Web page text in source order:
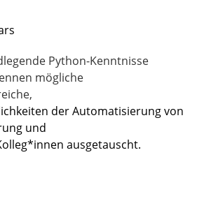
Python-Kenntnisse
mögliche
der Automatisierung von
und
ausgetauscht.